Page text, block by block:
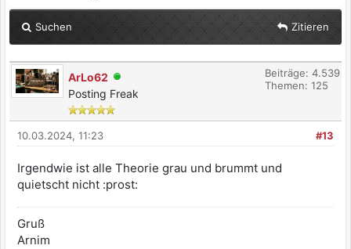
Suchen Zitieren
ArLo62
Posting Freak
Beiträge: 4.539
Themen: 125
#13
10.03.2024, 11:23
Irgendwie ist alle Theorie grau und brummt und
quietscht nicht :prost:
Gruß
Arnim